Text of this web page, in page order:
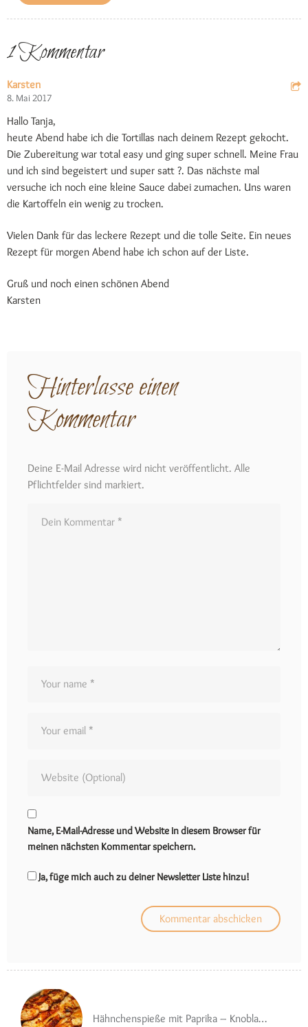
1 Kommentar
Karsten
8. Mai 2017
Hallo Tanja,
heute Abend habe ich die Tortillas nach deinem Rezept gekocht.
Die Zubereitung war total easy und ging super schnell. Meine Frau
und ich sind begeistert und super satt ?. Das nächste mal
versuche ich noch eine kleine Sauce dabei zumachen. Uns waren
die Kartoffeln ein wenig zu trocken.
Vielen Dank für das leckere Rezept und die tolle Seite. Ein neues
Rezept für morgen Abend habe ich schon auf der Liste.
Gruß und noch einen schönen Abend
Karsten
Hinterlasse einen
Kommentar
Deine E-Mail Adresse wird nicht veröffentlicht. Alle
Pflichtfelder sind markiert.
Name, E-Mail-Adresse und Website in diesem Browser für
meinen nächsten Kommentar speichern.
Ja, füge mich auch zu deiner Newsletter Liste hinzu!
Hähnchenspieße mit Paprika – Knoblauch – Marinade